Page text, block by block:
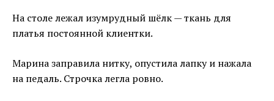
На столе лежал изумрудный шёлк — ткань для
платья постоянной клиентки.
Марина заправила нитку, опустила лапку и нажала
на педаль. Строчка легла ровно.